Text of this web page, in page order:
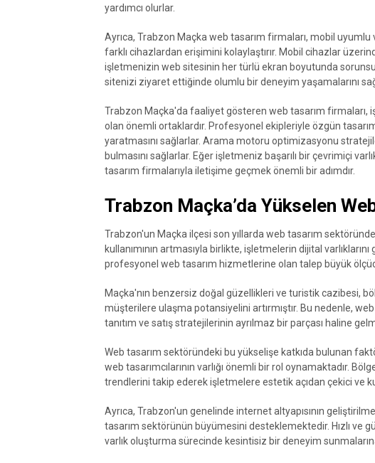
yardımcı olurlar.
Ayrıca, Trabzon Maçka web tasarım firmaları, mobil uyumlu
farklı cihazlardan erişimini kolaylaştırır. Mobil cihazlar
işletmenizin web sitesinin her türlü ekran boyutunda
sitenizi ziyaret ettiğinde olumlu bir deneyim yaşamalarını
Trabzon Maçka'da faaliyet gösteren web tasarım firmaları,
olan önemli ortaklardır. Profesyonel ekipleriyle özgün
yaratmasını sağlarlar. Arama motoru optimizasyonu
bulmasını sağlarlar. Eğer işletmeniz başarılı bir çevrimiçi
tasarım firmalarıyla iletişime geçmek önemli bir adımdır.
Trabzon Maçka’da Yükselen
Trabzon'un Maçka ilçesi son yıllarda web tasarım
kullanımının artmasıyla birlikte, işletmelerin dijital
profesyonel web tasarım hizmetlerine olan talep büyük
Maçka'nın benzersiz doğal güzellikleri ve turistik cazibesi,
müşterilere ulaşma potansiyelini artırmıştır. Bu nedenle,
tanıtım ve satış stratejilerinin ayrılmaz bir parçası haline
Web tasarım sektöründeki bu yükselişe katkıda bulunan
web tasarımcılarının varlığı önemli bir rol oynamaktadır.
trendlerini takip ederek işletmelere estetik açıdan çekici ve
Ayrıca, Trabzon'un genelinde internet altyapısının
tasarım sektörünün büyümesini desteklemektedir. Hızlı ve
varlık oluşturma sürecinde kesintisiz bir deneyim